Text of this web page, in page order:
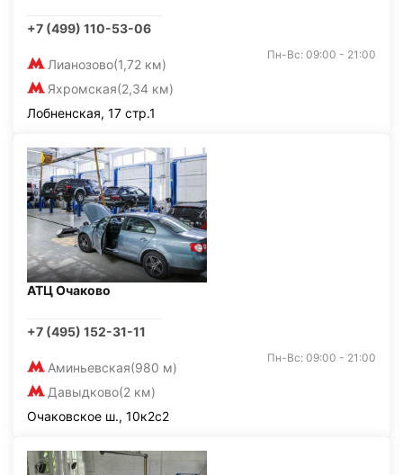
+7 (499) 110-53-06
Лианозово(1,72 км)
Яхромская(2,34 км)
Пн-Вс: 09:00 - 21:00
Лобненская, 17 стр.1
АТЦ Очаково
+7 (495) 152-31-11
Аминьевская(980 м)
Давыдково(2 км)
Пн-Вс: 09:00 - 21:00
Очаковское ш., 10к2с2